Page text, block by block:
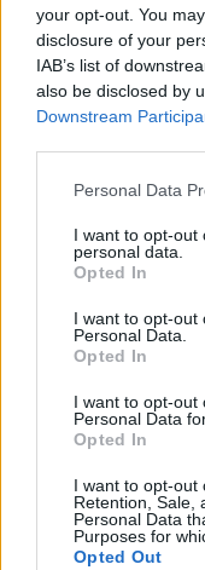
your opt-out. You
disclosure of your
IAB’s list of
also be disclosed by
Downstream
Please note that this
not limited to your
grant or deny
use your data for
consent section.
Personal Data
I want to opt-out
personal data.
Opted In
I want to opt-out
Personal Data.
Opted In
I want to opt-out
Personal Data
Opted In
I want to opt-out
Retention, Sale,
Personal Data
Purposes for
Opted Out
This
is
a
modal
window.
The media
the server or
„Nem veszünk
magam sem
oka, hogy
egy ekkora
EZEKET IS